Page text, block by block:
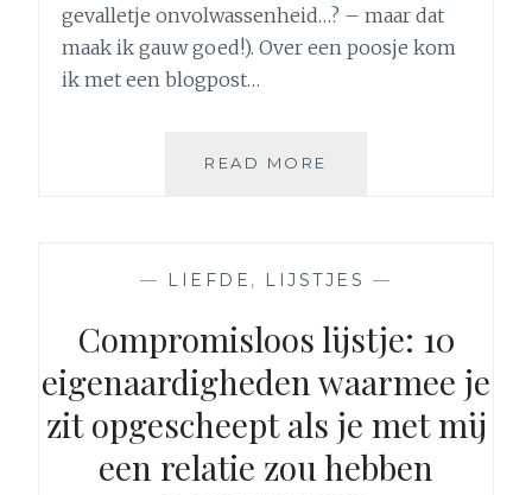
gevalletje onvolwassenheid…? – maar dat
maak ik gauw goed!). Over een poosje kom
ik met een blogpost…
READ MORE
TREKJES
IK
NIET
VERANDER
(LEKKER
PÛH!)
— LIEFDE , LIJSTJES —
Compromisloos lijstje: 10
eigenaardigheden waarmee je
zit opgescheept als je met mij
een relatie zou hebben